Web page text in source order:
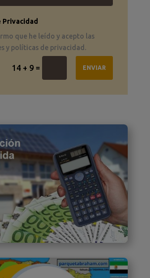
Privacidad
que he leído y acepto las
y políticas de privacidad.
14 + 9 = ENVIAR